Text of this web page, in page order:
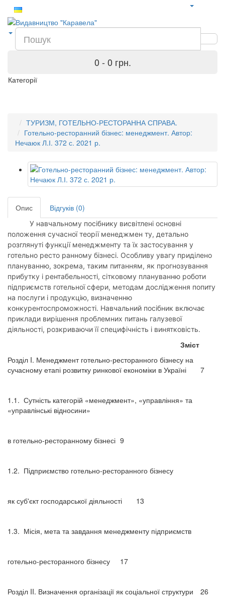
0 - 0 грн.
Категорії
ТУРИЗМ, ГОТЕЛЬНО-РЕСТОРАННА СПРАВА.
Готельно-ресторанний бізнес: менеджмент. Автор:
Нечаюк Л.І. 372 с. 2021 р.
Опис Відгуків (0)
У навчальному посібнику висвітлені основні
положення сучасної теорії менеджмен ту, детально
розглянуті функції менеджменту та їх застосування у
готельно ресто ранному бізнесі. Особливу увагу приділено
плануванню, зокрема, таким питанням, як прогнозування
прибутку і рентабельності, сітковому плануванню роботи
підприємств готельної сфери, методам дослідження попиту
на послуги і продукцію, визначенню
конкурентоспроможності. Навчальний посібник включає
приклади вирішення проблемних питань галузевої
діяльності, розкриваючи її специфічність і винятковість.
Зміст
Розділ I. Менеджмент готельно-ресторанного бізнесу на
сучасному етапі розвитку ринкової економіки в Україні
7
1.1. Сутність категорій «менеджмент», «управління» та
«управлінські відносини»
в готельно-ресторанному бізнесі 9
1.2. Підприємство готельно-ресторанного бізнесу
як суб'єкт господарської діяльності 13
1.3. Місія, мета та завдання менеджменту підприємств
готельно-ресторанного бізнесу 17
Розділ II. Визначення організації як соціальної структури 26